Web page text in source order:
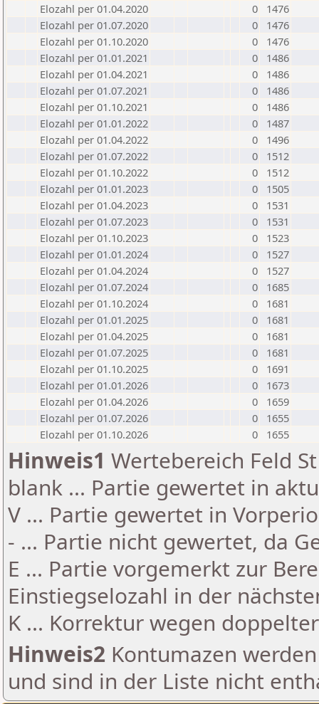
Elozahl per 01.04.2020
0
1476
Elozahl per 01.07.2020
0
1476
Elozahl per 01.10.2020
0
1476
Elozahl per 01.01.2021
0
1486
Elozahl per 01.04.2021
0
1486
Elozahl per 01.07.2021
0
1486
Elozahl per 01.10.2021
0
1486
Elozahl per 01.01.2022
0
1487
Elozahl per 01.04.2022
0
1496
Elozahl per 01.07.2022
0
1512
Elozahl per 01.10.2022
0
1512
Elozahl per 01.01.2023
0
1505
Elozahl per 01.04.2023
0
1531
Elozahl per 01.07.2023
0
1531
Elozahl per 01.10.2023
0
1523
Elozahl per 01.01.2024
0
1527
Elozahl per 01.04.2024
0
1527
Elozahl per 01.07.2024
0
1685
Elozahl per 01.10.2024
0
1681
Elozahl per 01.01.2025
0
1681
Elozahl per 01.04.2025
0
1681
Elozahl per 01.07.2025
0
1681
Elozahl per 01.10.2025
0
1691
Elozahl per 01.01.2026
0
1673
Elozahl per 01.04.2026
0
1659
Elozahl per 01.07.2026
0
1655
Elozahl per 01.10.2026
0 1655
Hinweis1 Wertebereich Feld
blank ... Partie gewertet in
V ... Partie gewertet in
- ... Partie nicht gewertet, da
E ... Partie vorgemerkt zur
Einstiegselozahl in der
K ... Korrektur wegen
Hinweis2 Kontumazen
und sind in der Liste nicht